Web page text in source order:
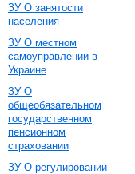
ЗУ О занятости
населения
ЗУ О местном
самоуправлении в
Украине
ЗУ О
общеобязательном
государственном
пенсионном
страховании
ЗУ О регулировании